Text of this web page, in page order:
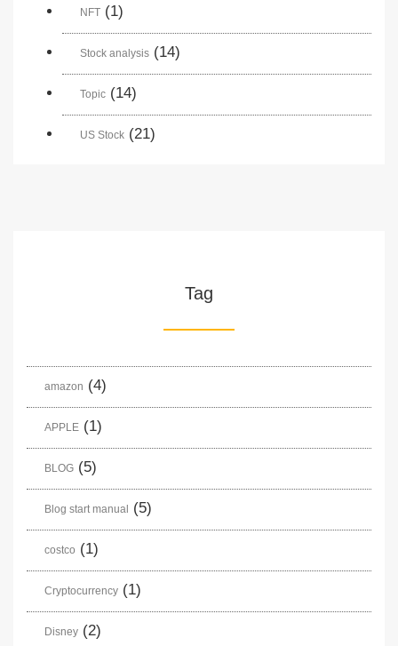
NFT (1)
Stock analysis (14)
Topic (14)
US Stock (21)
Tag
amazon (4)
APPLE (1)
BLOG (5)
Blog start manual (5)
costco (1)
Cryptocurrency (1)
Disney (2)